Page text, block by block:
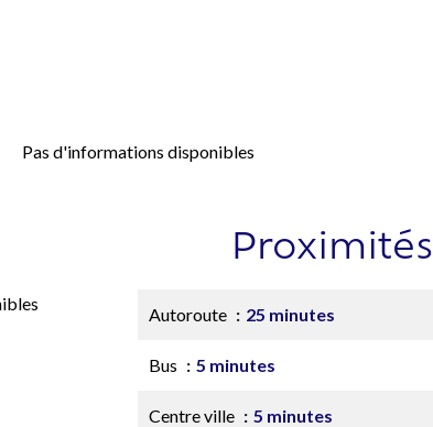
Pas d'informations disponibles
Proximités
Autoroute 25 minutes
Bus 5 minutes
Centre ville 5 minutes